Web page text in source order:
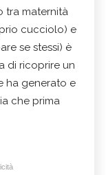
tra maternità
cucciolo) e
se stessi) è
di ricoprire un
ha generato e
che prima